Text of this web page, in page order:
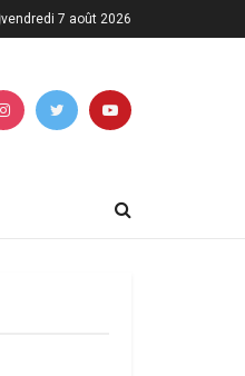
vendredi 7 août 2026